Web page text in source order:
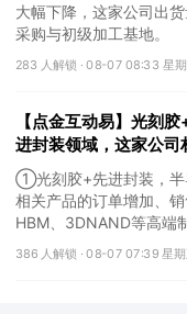
大幅下降，这家公司出
采购与初级加工基地。
283 人解锁 ·08-07 08:33 星
【点金互动易】光刻
进封装领域，这家公
①光刻胶+先进封装，半
相关产品的订单增加、
HBM、3DNAND等高端
②华为+高速连接器，这
联产品已对接导入国内
386 人解锁 ·08-07 07:39 星期